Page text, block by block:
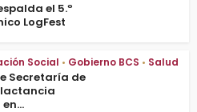
el 5.º
LogFest
Social • Gobierno BCS • Salud
Secretaría de